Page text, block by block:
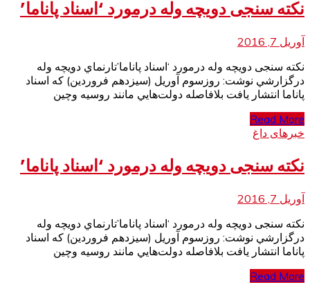
نکته سنجی دويچه وله درمورد ‘اسناد پاناما’
آوریل 7, 2016
نکته سنجی دويچه وله درمورد ‘اسناد پاناما’تارنماي دويچه وله
درگزارشي نوشت: روزسوم آوريل (سيزدهم فروردين) كه اسناد
پاناما انتشار يافت بلافاصله دولت‌هايي مانند روسيه وچين
Read More
خبرهای داغ
نکته سنجی دويچه وله درمورد ‘اسناد پاناما’
آوریل 7, 2016
نکته سنجی دويچه وله درمورد ‘اسناد پاناما’تارنماي دويچه وله
درگزارشي نوشت: روزسوم آوريل (سيزدهم فروردين) كه اسناد
پاناما انتشار يافت بلافاصله دولت‌هايي مانند روسيه وچين
Read More